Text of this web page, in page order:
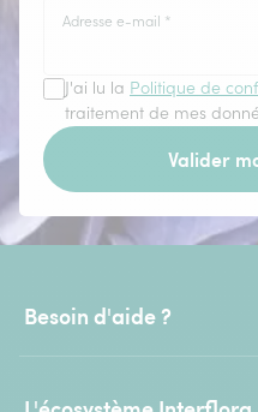
Adresse e-mail *
J'ai lu la Politique de
traitement de mes
Valider
Besoin d'aide ?